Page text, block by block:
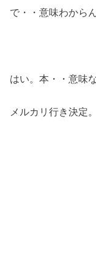
で・・意味わから
はい。本・・意味
メルカリ行き決定。